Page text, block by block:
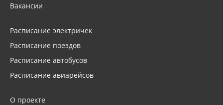
Вакансии
Расписание электричек
Расписание поездов
Расписание автобусов
Расписание авиарейсов
О проекте